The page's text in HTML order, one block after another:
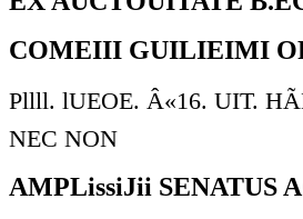
COMEIII GUILIEIMI
Pllll. lUEOE. Â«16. UIT.
NEC NON
AMPLissiJii SENATUS